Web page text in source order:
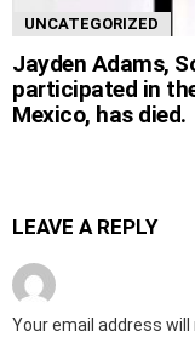
UNCATEGORIZED
Jayden Adams,
participated in
Mexico, has died.
LEAVE A REPLY
Your email address will